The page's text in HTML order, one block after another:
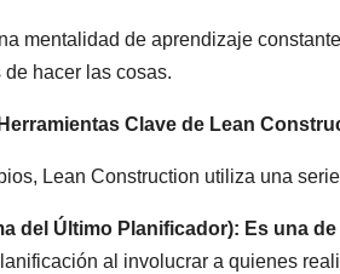
mentalidad de aprendizaje
hacer las cosas.
Clave de Lean
Lean Construction utiliza una
del Último Planificador): Es una
al involucrar a quienes